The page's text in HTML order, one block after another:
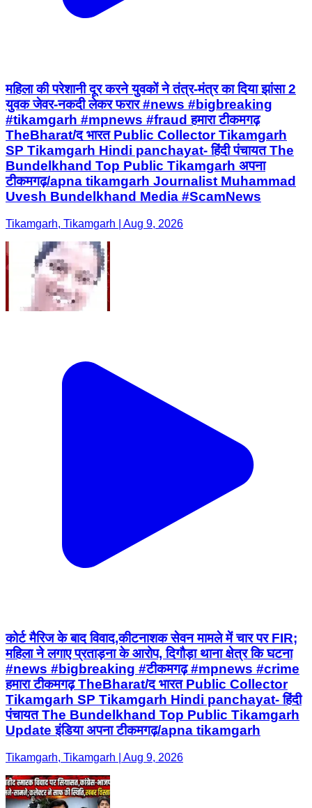
महिला की परेशानी दूर करने युवकों ने तंत्र-मंत्र का दिया झांसा 2
युवक जेवर-नकदी लेकर फरार #news #bigbreaking
#tikamgarh #mpnews #fraud हमारा टीकमगढ़
TheBharat/द भारत Public Collector Tikamgarh
SP Tikamgarh Hindi panchayat- हिंदी पंचायत The
Bundelkhand Top Public Tikamgarh अपना
टीकमगढ़/apna tikamgarh Journalist Muhammad
Uvesh Bundelkhand Media #ScamNews
Tikamgarh, Tikamgarh | Aug 9, 2026
कोर्ट मैरिज के बाद विवाद,कीटनाशक सेवन मामले में चार पर FIR;
महिला ने लगाए प्रताड़ना के आरोप, दिगौड़ा थाना क्षेत्र कि घटना
#news #bigbreaking #टीकमगढ़ #mpnews #crime
हमारा टीकमगढ़ TheBharat/द भारत Public Collector
Tikamgarh SP Tikamgarh Hindi panchayat- हिंदी
पंचायत The Bundelkhand Top Public Tikamgarh
Update इंडिया अपना टीकमगढ़/apna tikamgarh
Tikamgarh, Tikamgarh | Aug 9, 2026